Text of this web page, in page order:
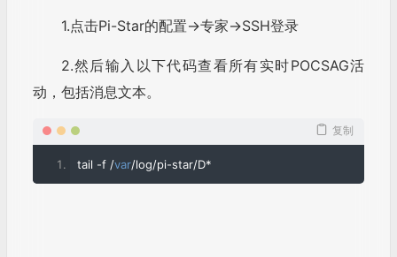
1.点击Pi-Star的配置→专家→SSH登录
2.然后输入以下代码查看所有实时POCSAG活
动，包括消息文本。
复制
tail -f /var/log/pi-star/D*